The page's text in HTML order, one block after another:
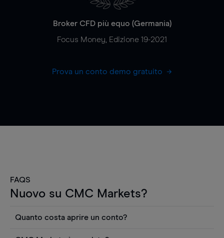
Broker CFD più equo (Germania)
Focus Money, Edizione 19-2021
Prova un conto demo gratuito
FAQS
Nuovo su CMC Markets?
Quanto costa aprire un conto?